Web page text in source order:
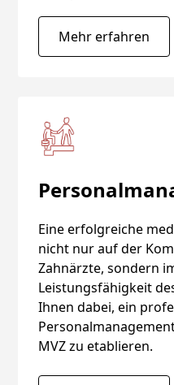
Mehr erfahren
Eine erfolgreiche
nicht nur auf der
Zahnärzte, sondern
Leistungsfähigkeit
Ihnen dabei, ein
MVZ zu etablieren.